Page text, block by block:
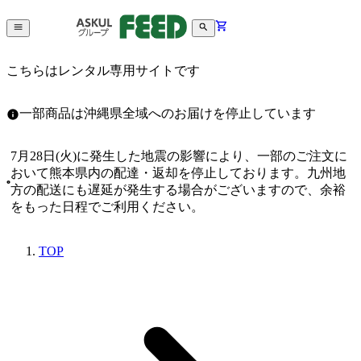
こちらはレンタル専用サイトです
一部商品は沖縄県全域へのお届けを停止しています
7月28日(火)に発生した地震の影響により、一部のご注文に
おいて熊本県内の配達・返却を停止しております。九州地
方の配送にも遅延が発生する場合がございますので、余裕
をもった日程でご利用ください。
TOP